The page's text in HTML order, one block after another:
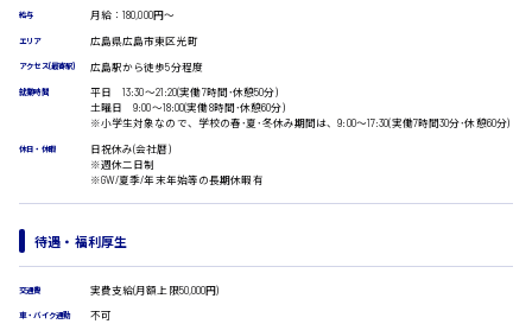
データ入力
コールセンターオペレーター
一般事務
経理事務
受付事務
翻訳、通訳
IT・クリエイティブ系
CADオペレーター
広島市佐伯区
広島市安佐南区
広島市安佐北区
給与 月給：180,000円～
エリア 広島県広島市東区光町
アクセス(最寄駅) 広島駅から徒歩5分程度
就業時間
平日 13:30〜21:20(実働7時間･休憩50分)
土曜日 9:00〜18:00(実働8時間･休憩60分)
※小学生対象なので、学校の春･夏･冬休み期間は、9:00〜17:30(実働7時間30分･休憩60分)
休日・休暇
日祝休み(会社暦)
※週休二日制
※GW/夏季/年末年始等の長期休暇有
待遇・福利厚生
交通費 実費支給(月額上限50,000円)
車・バイク通勤 不可